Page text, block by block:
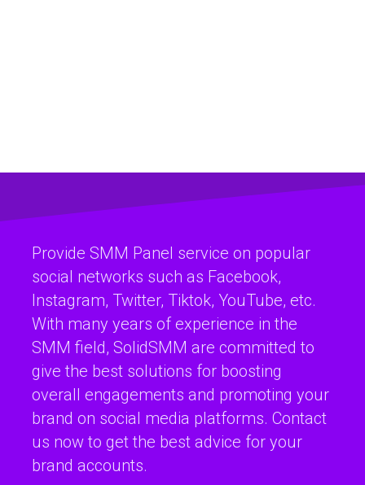
Provide SMM Panel service on popular
social networks such as Facebook,
Instagram, Twitter, Tiktok, YouTube, etc.
With many years of experience in the
SMM field, SolidSMM are committed to
give the best solutions for boosting
overall engagements and promoting your
brand on social media platforms. Contact
us now to get the best advice for your
brand accounts.